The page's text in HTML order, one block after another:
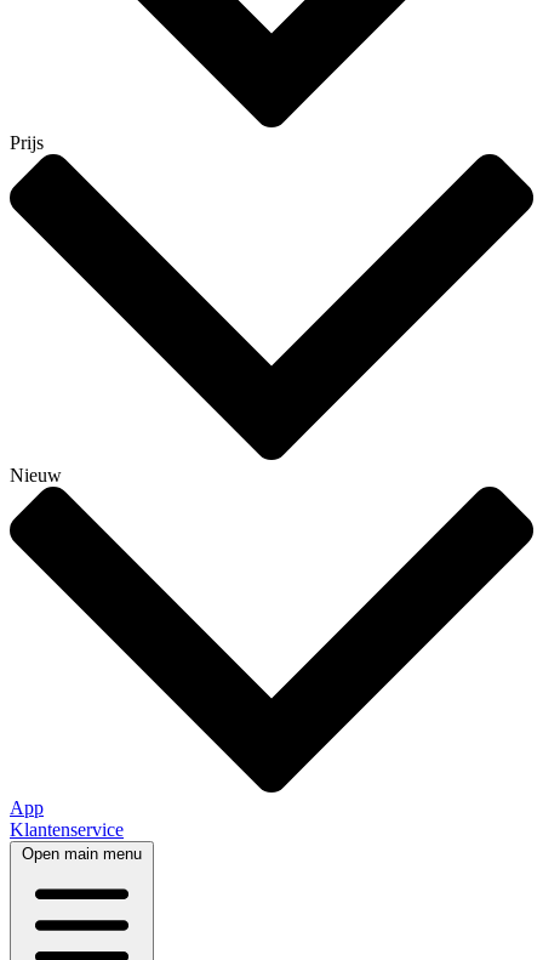
Prijs
Nieuw
App
Klantenservice
Open main menu